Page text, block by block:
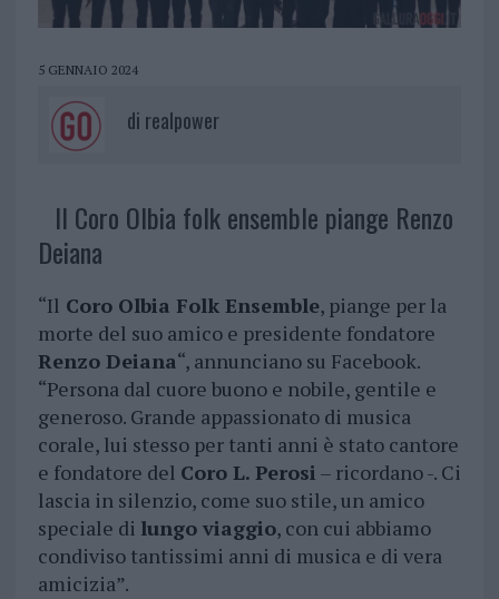
5 GENNAIO 2024
di realpower
Il Coro Olbia folk ensemble piange Renzo
Deiana
“Il Coro Olbia Folk Ensemble, piange per la
morte del suo amico e presidente fondatore
Renzo Deiana“, annunciano su Facebook.
“Persona dal cuore buono e nobile, gentile e
generoso. Grande appassionato di musica
corale, lui stesso per tanti anni è stato cantore
e fondatore del Coro L. Perosi – ricordano -. Ci
lascia in silenzio, come suo stile, un amico
speciale di lungo viaggio, con cui abbiamo
condiviso tantissimi anni di musica e di vera
amicizia”.